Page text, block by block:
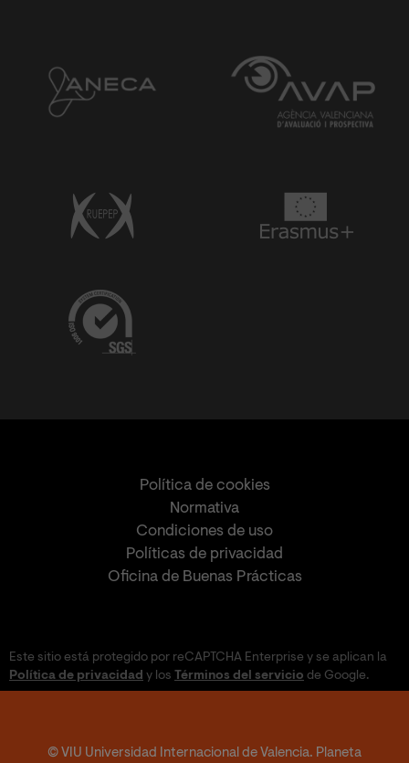
Política de cookies
Normativa
Condiciones de uso
Políticas de privacidad
Oficina de Buenas Prácticas
Este sitio está protegido por reCAPTCHA Enterprise y se aplican la
Política de privacidad y los Términos del servicio de Google.
© VIU Universidad Internacional de Valencia. Planeta